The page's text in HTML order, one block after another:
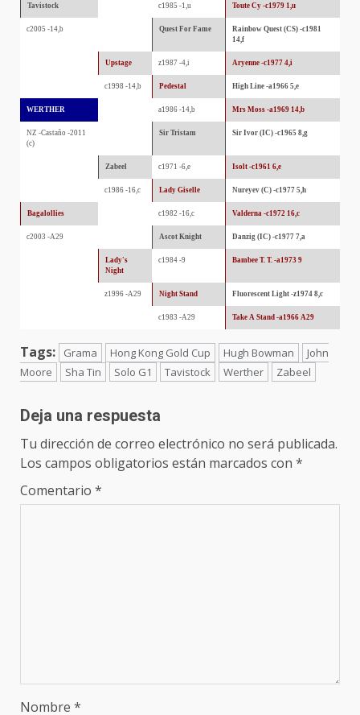
Tavistock c1985 -1,u Toute Cy -c1979 1,u
c2005 -14,b Quest For Fame
Rainbow Quest (CS) -c1981
14,f
Upstage z1987 -4,i Aryenne -c1977 4,i
c1998 -14,b Pedestal High Line -a1966 5,e
WERTHER a1986 -14,b Mrs Moss -a1969 14,b
NZ -Castaño -2011
(c)
Sir Tristam Sir Ivor (IC) -c1965 8,g
Zabeel c1971 -6,e Isolt -c1961 6,e
c1986 -16,c Lady Giselle Nureyev (C) -c1977 5,h
Bagalollies c1982 -16,c Valderna -c1972 16,c
c2003 -A29 Ascot Knight Danzig (IC) -c1977 7,a
Lady's
Night
c1984 -9 Bambee T. T. -a1973 9
z1996 -A29 Night Stand Fluorescent Light -z1974 8,c
c1983 -A29 Take A Stand -a1966 A29
Tags: Grama Hong Kong Gold Cup Hugh Bowman
John
Moore
Sha Tin Solo G1 Tavistock Werther Zabeel
Deja una respuesta
Tu dirección de correo electrónico no será publicada.
Los campos obligatorios están marcados con *
Comentario *
Nombre *